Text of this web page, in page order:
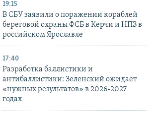
19:15
В СБУ заявили о поражении кораблей
береговой охраны ФСБ в Керчи и НПЗ в
российском Ярославле
17:40
Разработка баллистики и
антибаллистики: Зеленский ожидает
«нужных результатов» в 2026-2027
годах